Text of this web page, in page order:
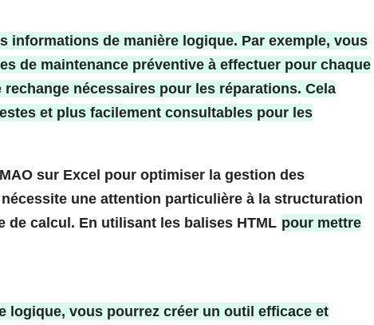
informations de manière logique. Par exemple, vous
de maintenance préventive à effectuer pour chaque
nécessaires pour les réparations. Cela
et plus facilement consultables pour les
sur Excel pour optimiser la gestion des
une attention particulière à la structuration
de calcul. En utilisant les balises HTML pour mettre
logique, vous pourrez créer un outil efficace et